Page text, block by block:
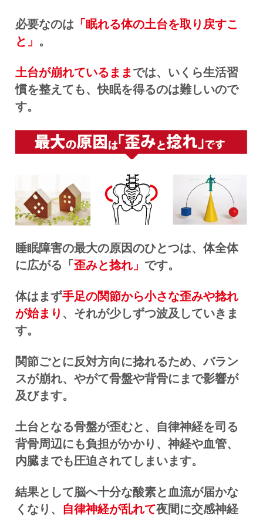
必要なのは 「眠れる体の土台を取り戻すこ
と」 。
土台が崩れているまま では、いくら生活習
慣を整えても、快眠を得るのは難しいので
す。
睡眠障害の最大の原因のひとつは、体全体
に広がる「歪みと捻れ」 です。
体はまず手足の関節から小さな歪みや捻れ
が始まり 、それが少しずつ波及していきま
す。
関節ごとに反対方向に捻れるため、バラン
スが崩れ、やがて骨盤や背骨にまで影響が
及びます。
土台となる骨盤が歪むと、自律神経を司る
背骨周辺にも負担がかかり、神経や血管、
内臓までも圧迫されてしまいます。
結果として脳へ十分な酸素と血流が届かな
くなり、 自律神経が乱れて夜間に交感神経